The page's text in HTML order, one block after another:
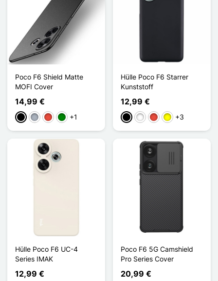
Poco F6 Shield Matte
MOFI Cover
14,99 €
Schwarz
GrauRot Grün+1
Hülle Poco F6 Starrer
Kunststoff
12,99 €
Schwarz
WeißRot Gelb+3
Hülle Poco F6 UC-4
Series IMAK
12,99 €
Poco F6 5G Camshield
Pro Series Cover
20,99 €